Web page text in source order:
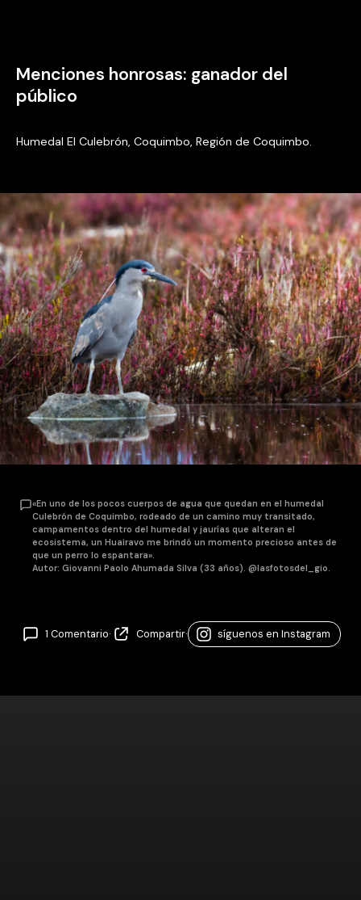
Menciones honrosas: ganador del
público
Humedal El Culebrón, Coquimbo, Región de Coquimbo.
«En uno de los pocos cuerpos de agua que quedan en el humedal
Culebrón de Coquimbo, rodeado de un camino muy transitado,
campamentos dentro del humedal y jaurías que alteran el
ecosistema, un Huairavo me brindó un momento precioso antes de
que un perro lo espantara».
Autor: Giovanni Paolo Ahumada Silva (33 años). @lasfotosdel_gio.
1 Comentario· Compartir· síguenos en Instagram